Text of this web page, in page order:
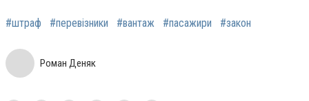
#штраф #перевізники #вантаж #пасажири #закон
Роман Деняк